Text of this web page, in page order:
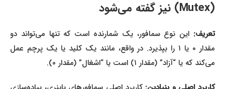
تعریف:این نوع سمافور، یک شمارنده است که تنها می‌تواند دو
مقدار ۰ یا ۱ را بپذیرد. در واقع، مانند یک کلید یا یک پرچم عمل
می‌کند که یا “آزاد” (مقدار ۱) است یا “اشغال” (مقدار ۰).